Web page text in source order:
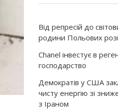
Від репресій до
родини Польових
Chanel інвестує в
господарство
Демократів у США
чисту енергію зі
з Іраном